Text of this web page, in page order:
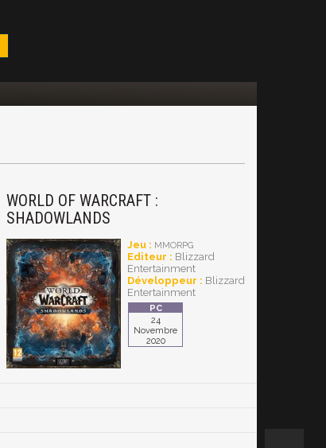
WORLD OF WARCRAFT :
SHADOWLANDS
Jeu : MMORPG
Editeur : Blizzard
Entertainment
Développeur : Blizzard
Entertainment
24
Novembre
2020